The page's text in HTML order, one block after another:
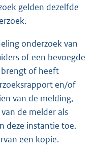
gelden dezelfde
onderzoek van
of een bevoegde
of heeft
en/of
van de melding,
de melder als
deze instantie toe.
een kopie.